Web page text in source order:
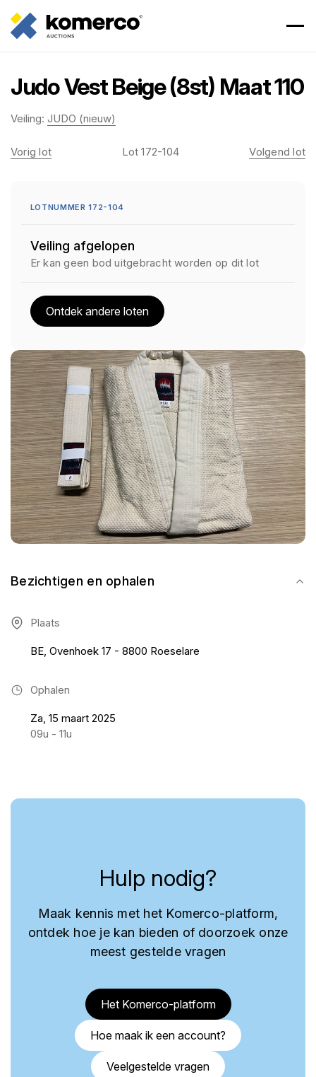
Judo Vest Beige (8st) Maat 110
Veiling: JUDO (nieuw)
Bezichtigen en ophalen
Plaats
BE, Ovenhoek 17 - 8800 Roeselare
Ophalen
Za, 15 maart 2025
09u - 11u
Vorig lot Lot 172-104 Volgend lot
LOTNUMMER 172-104
Veiling afgelopen
Er kan geen bod uitgebracht worden op dit lot
Ontdek andere loten
Hulp nodig?
Maak kennis met het Komerco-platform,
ontdek hoe je kan bieden of doorzoek onze
meest gestelde vragen
Het Komerco-platform
Hoe maak ik een account?
Veelgestelde vragen